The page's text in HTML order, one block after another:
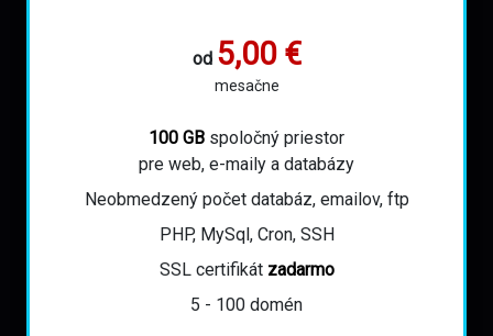
od 5,00 €
mesačne
100 GB spoločný priestor
pre web, e-maily a databázy
Neobmedzený počet databáz, emailov, ftp
PHP, MySql, Cron, SSH
SSL certifikát zadarmo
5 - 100 domén